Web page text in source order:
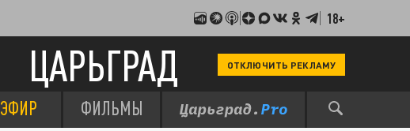
18+
ЦАРЬГРАД ОТКЛЮЧИТЬ РЕКЛАМУ
ЭФИР ФИЛЬМЫ